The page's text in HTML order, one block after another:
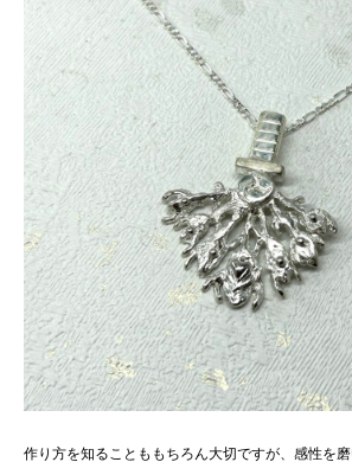
作り方を知ることももちろん大切ですが、感性を